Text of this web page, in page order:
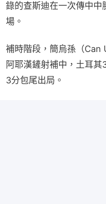
錄的查斯迪在一次傳中
場。
補時階段，簡烏孫（Can
阿耶漢鏟射補中，土耳
3分包尾出局。